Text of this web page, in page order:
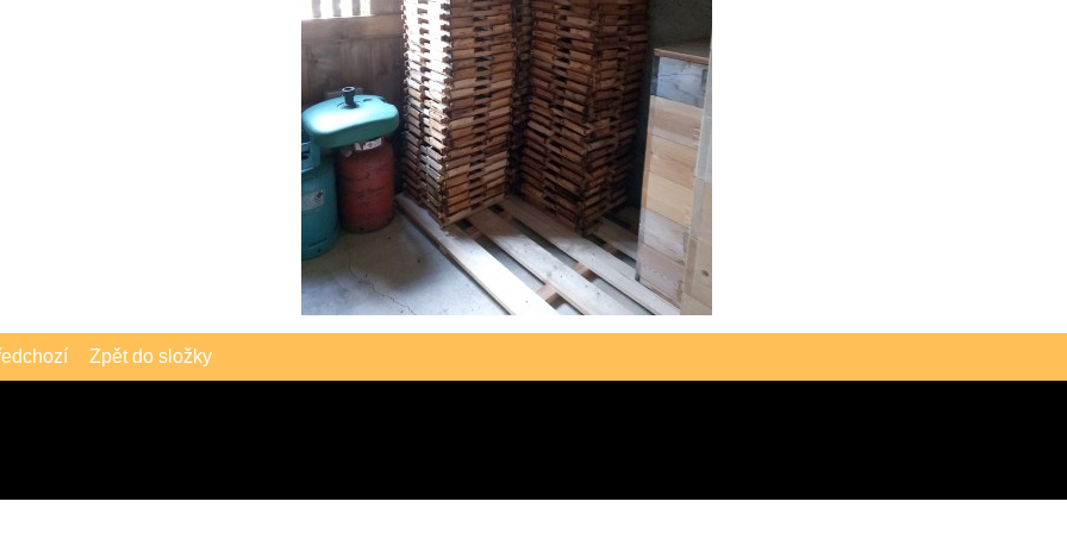
Zpět do složky